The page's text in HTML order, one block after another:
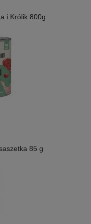
i Królik 800g
85 g